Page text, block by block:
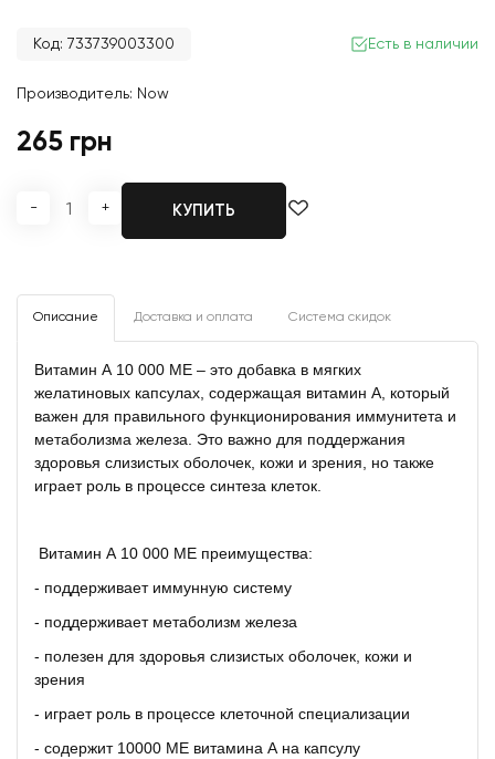
Код: 733739003300 Есть в наличии
Производитель: Now
265 грн
- + КУПИТЬ
Описание Доставка и оплата Система скидок
Витамин А 10 000 МЕ – это добавка в мягких
желатиновых капсулах, содержащая витамин А, который
важен для правильного функционирования иммунитета и
метаболизма железа. Это важно для поддержания
здоровья слизистых оболочек, кожи и зрения, но также
играет роль в процессе синтеза клеток.
Витамин А 10 000 МЕ преимущества:
- поддерживает иммунную систему
- поддерживает метаболизм железа
- полезен для здоровья слизистых оболочек, кожи и
зрения
- играет роль в процессе клеточной специализации
- содержит 10000 МЕ витамина А на капсулу